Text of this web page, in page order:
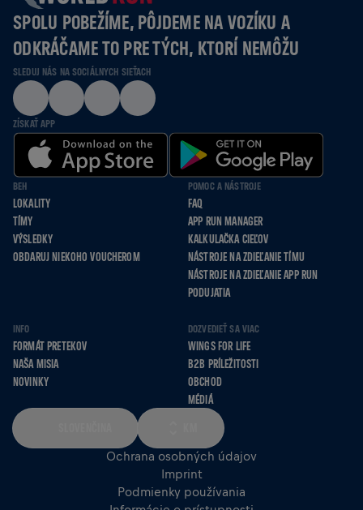
SPOLU POBEŽÍME, PÔJDEME NA VOZÍKU A
ODKRÁČAME TO PRE TÝCH, KTORÍ NEMÔŽU
SLEDUJ NÁS NA SOCIÁLNYCH SIEŤACH
ZÍSKAŤ APP
BEH
LOKALITY
TÍMY
VÝSLEDKY
OBDARUJ NIEKOHO VOUCHEROM
POMOC A NÁSTROJE
FAQ
APP RUN MANAGER
KALKULAČKA CIEĽOV
NÁSTROJE NA ZDIEĽANIE TÍMU
NÁSTROJE NA ZDIEĽANIE APP RUN
PODUJATIA
INFO
FORMÁT PRETEKOV
NAŠA MISIA
NOVINKY
DOZVEDIEŤ SA VIAC
WINGS FOR LIFE
B2B PRÍLEŽITOSTI
OBCHOD
MÉDIÁ
Ochrana osobných údajov
Imprint
Podmienky používania